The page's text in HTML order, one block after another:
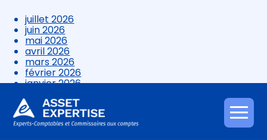
Aller
au
juillet 2026
juin 2026
mai 2026
avril 2026
mars 2026
février 2026
janvier 2026
novembre 2025
octobre 2025
septembre 2025